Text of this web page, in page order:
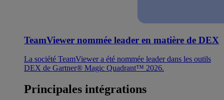
TeamViewer nommée leader en matière de DEX
La société TeamViewer a été nommée leader dans les outils
DEX de Gartner® Magic Quadrant™ 2026.
Principales intégrations